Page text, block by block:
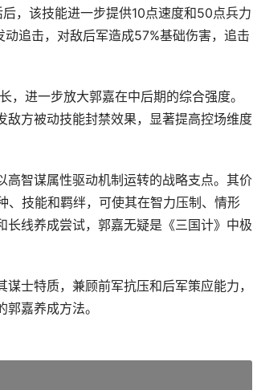
，该技能进一步提供10点速度和50点兵力
追击，对敌后军造成57%基础伤害，追击
进一步放大郭嘉在中后期的综合强度。
方被动技能封禁效果，显著提高控场维度
智谋属性驱动机制运转的战略支点。其价
、技能和羁绊，可使其在智力压制、情形
线养成尝试，郭嘉无疑是《三国计》中极
士特质，兼顾前军抗压和后军策应能力，
嘉养成方法。